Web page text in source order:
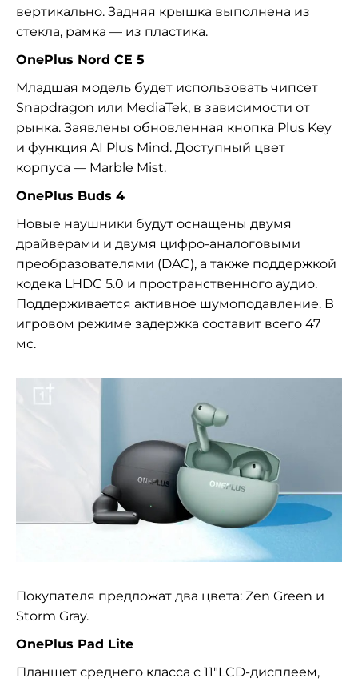
вертикально. Задняя крышка выполнена из
стекла, рамка — из пластика.
OnePlus Nord CE 5
Младшая модель будет использовать чипсет
Snapdragon или MediaTek, в зависимости от
рынка. Заявлены обновленная кнопка Plus Key
и функция AI Plus Mind. Доступный цвет
корпуса — Marble Mist.
OnePlus Buds 4
Новые наушники будут оснащены двумя
драйверами и двумя цифро-аналоговыми
преобразователями (DAC), а также поддержкой
кодека LHDC 5.0 и пространственного аудио.
Поддерживается активное шумоподавление. В
игровом режиме задержка составит всего 47
мс.
Покупателя предложат два цвета: Zen Green и
Storm Gray.
OnePlus Pad Lite
Планшет среднего класса с 11″LCD-дисплеем,